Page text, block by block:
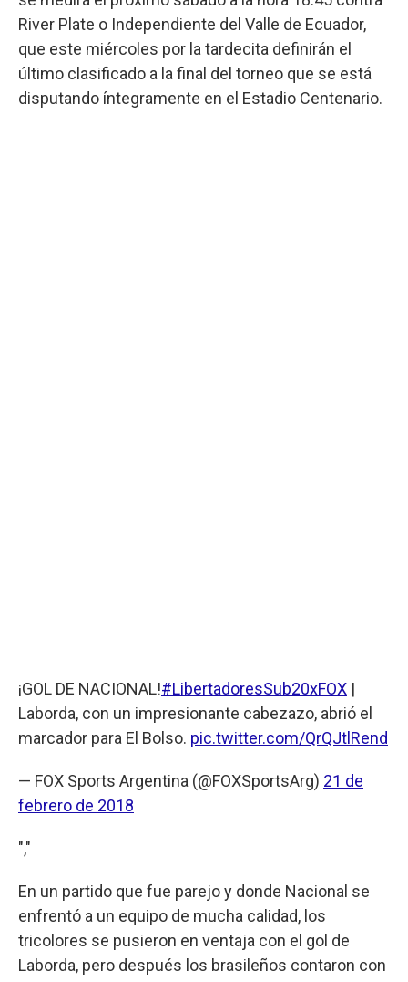
River Plate o Independiente del Valle de Ecuador,
que este miércoles por la tardecita definirán el
último clasificado a la final del torneo que se está
disputando íntegramente en el Estadio Centenario.
¡GOL DE NACIONAL!#LibertadoresSub20xFOX |
Laborda, con un impresionante cabezazo, abrió el
marcador para El Bolso. pic.twitter.com/QrQJtlRend
— FOX Sports Argentina (@FOXSportsArg) 21 de
febrero de 2018
","
En un partido que fue parejo y donde Nacional se
enfrentó a un equipo de mucha calidad, los
tricolores se pusieron en ventaja con el gol de
Laborda, pero después los brasileños contaron con